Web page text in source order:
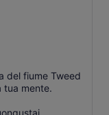
del fiume Tweed
tua mente.